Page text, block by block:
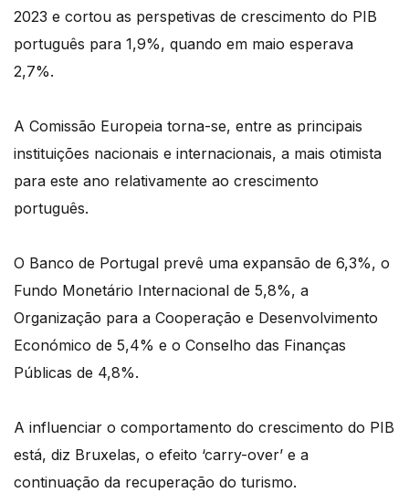
2023 e cortou as perspetivas de crescimento do PIB
português para 1,9%, quando em maio esperava
2,7%.
A Comissão Europeia torna-se, entre as principais
instituições nacionais e internacionais, a mais otimista
para este ano relativamente ao crescimento
português.
O Banco de Portugal prevê uma expansão de 6,3%, o
Fundo Monetário Internacional de 5,8%, a
Organização para a Cooperação e Desenvolvimento
Económico de 5,4% e o Conselho das Finanças
Públicas de 4,8%.
A influenciar o comportamento do crescimento do PIB
está, diz Bruxelas, o efeito ‘carry-over’ e a
continuação da recuperação do turismo.